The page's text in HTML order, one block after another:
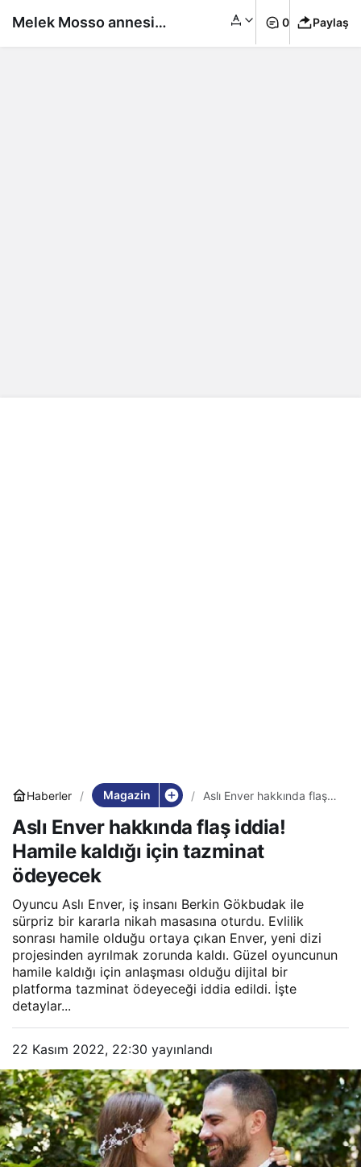
Haberler Magazin
Aslı Enver hakkında flaş
tazminat ödeyecek
Aslı Enver hakkında flaş iddia!
Hamile kaldığı için tazminat
ödeyecek
Oyuncu Aslı Enver, iş insanı Berkin Gökbudak ile
sürpriz bir kararla nikah masasına oturdu. Evlilik
sonrası hamile olduğu ortaya çıkan Enver, yeni dizi
projesinden ayrılmak zorunda kaldı. Güzel oyuncunun
hamile kaldığı için anlaşması olduğu dijital bir
platforma tazminat ödeyeceği iddia edildi. İşte
detaylar...
22 Kasım 2022, 22:30 yayınlandı
Melek Mosso annesini 0 Paylaş